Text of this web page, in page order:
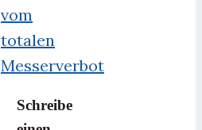
vom
totalen
Messerverbot
Schreibe